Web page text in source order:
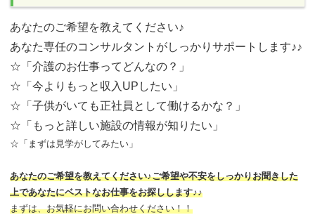
あなたのご希望を教えてください♪
あなた専任のコンサルタントがしっかりサポートします♪♪
☆「介護のお仕事ってどんなの？」
☆「今よりもっと収入UPしたい」
☆「子供がいても正社員として働けるかな？」
☆「もっと詳しい施設の情報が知りたい」
☆「まずは見学がしてみたい」
あなたのご希望を教えてください♪ご希望や不安をしっかりお聞きした
上であなたにベストなお仕事をお探しします♪♪
まずは、お気軽にお問い合わせください！！